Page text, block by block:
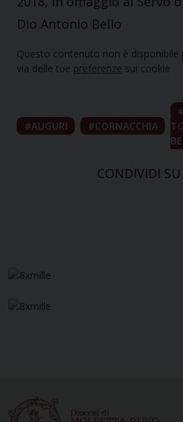
Dio Antonio Bello
Questo contenuto non è disponibile
via delle tue preferenze sui cookie
AUGURI CORNACCHIA
CONDIVIDI SU